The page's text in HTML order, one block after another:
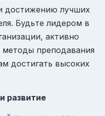
достижению лучших
Будьте лидером в
активно
преподавания
достигать высоких
развитие